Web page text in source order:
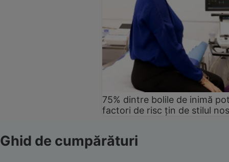
75% dintre bolile de inimă
factori de risc țin de stilul
Ghid de cumpărături